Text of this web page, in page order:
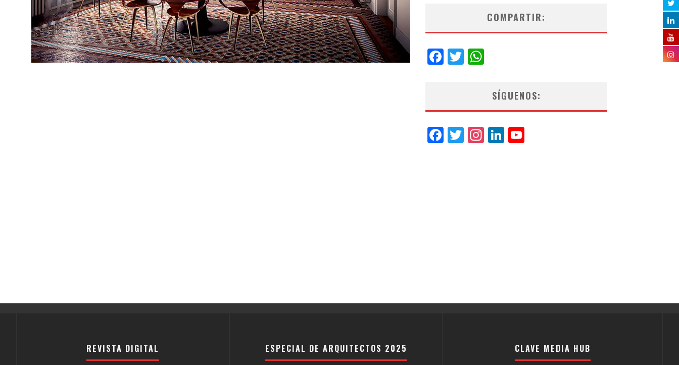
COMPARTIR:
Facebook
Twitter
SÍGUENOS:
Facebook
Twitter
Instagram
LinkedIn
REVISTA DIGITAL ESPECIAL DE ARQUITECTOS 2025 CLAVE MEDIA HUB